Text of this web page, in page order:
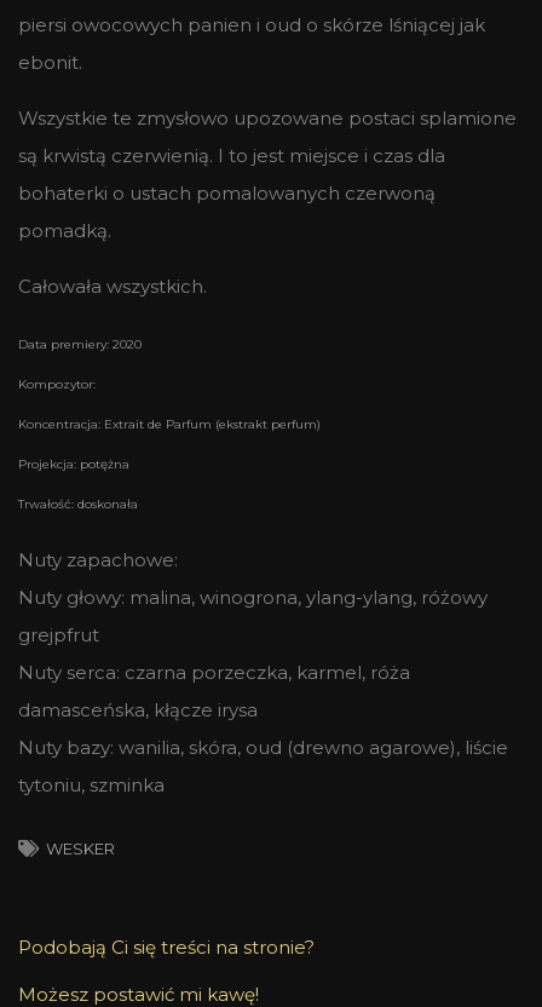
piersi owocowych panien i oud o skórze lśniącej jak
ebonit.
Wszystkie te zmysłowo upozowane postaci splamione
są krwistą czerwienią. I to jest miejsce i czas dla
bohaterki o ustach pomalowanych czerwoną
pomadką.
Całowała wszystkich.
Data premiery: 2020
Kompozytor:
Koncentracja: Extrait de Parfum (ekstrakt perfum)
Projekcja: potężna
Trwałość: doskonała
Nuty zapachowe:
Nuty głowy: malina, winogrona, ylang-ylang, różowy
grejpfrut
Nuty serca: czarna porzeczka, karmel, róża
damasceńska, kłącze irysa
Nuty bazy: wanilia, skóra, oud (drewno agarowe), liście
tytoniu, szminka
WESKER
Podobają Ci się treści na stronie?
Możesz postawić mi kawę!